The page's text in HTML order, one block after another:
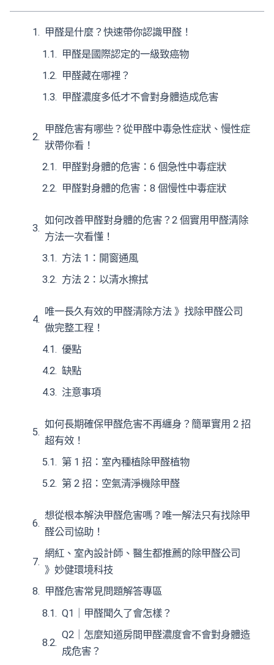
甲醛是什麼？快速帶你認識甲醛！
甲醛是國際認定的一級致癌物
甲醛藏在哪裡？
甲醛濃度多低才不會對身體造成危害
甲醛危害有哪些？從甲醛中毒急性症狀、慢性症
狀帶你看！
甲醛對身體的危害：6 個急性中毒症狀
甲醛對身體的危害：8 個慢性中毒症狀
如何改善甲醛對身體的危害？2 個實用甲醛清除
方法一次看懂！
方法 1：開窗通風
方法 2：以清水擦拭
唯一長久有效的甲醛清除方法 》找除甲醛公司
做完整工程！
優點
缺點
注意事項
如何長期確保甲醛危害不再纏身？簡單實用 2 招
超有效！
第 1 招：室內種植除甲醛植物
第 2 招：空氣清淨機除甲醛
想從根本解決甲醛危害嗎？唯一解法只有找除甲
醛公司協助！
網紅、室內設計師、醫生都推薦的除甲醛公司
》妙健環境科技
甲醛危害常見問題解答專區
Q1｜甲醛聞久了會怎樣？
Q2｜怎麼知道房間甲醛濃度會不會對身體造
成危害？